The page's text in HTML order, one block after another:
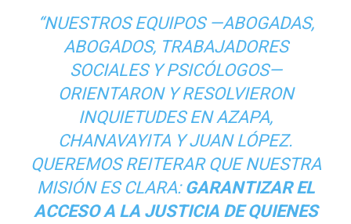
“NUESTROS EQUIPOS —ABOGADAS,
ABOGADOS, TRABAJADORES
SOCIALES Y PSICÓLOGOS—
ORIENTARON Y RESOLVIERON
INQUIETUDES EN AZAPA,
CHANAVAYITA Y JUAN LÓPEZ.
QUEREMOS REITERAR QUE NUESTRA
MISIÓN ES CLARA: GARANTIZAR EL
ACCESO A LA JUSTICIA DE QUIENES